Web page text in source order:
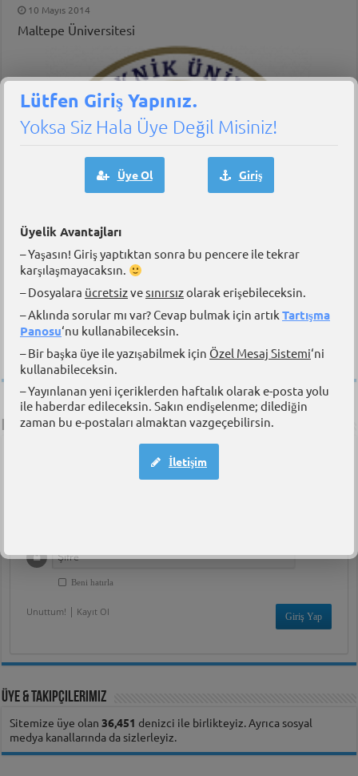
10 Mayıs 2014
Maltepe Üniversitesi
10 Mayıs 2014
Yıldız Teknik Üniversitesi
Kullanıcı Paneli
Beni hatırla
Unuttum! | Kayıt Ol
Üye & Takipçilerimiz
Sitemize üye olan36,451 denizci ile birlikteyiz. Ayrıca sosyal
medya kanallarında da sizlerleyiz.
Lütfen Giriş Yapınız.
Yoksa Siz Hala Üye Değil Misiniz!
Üye Ol Giriş
Üyelik Avantajları
– Yaşasın! Giriş yaptıktan sonra bu pencere ile tekrar
karşılaşmayacaksın.
– Dosyalara ücretsizvesınırsızolarak erişebileceksin.
– Aklında sorular mı var? Cevap bulmak için artık Tartışma
Panosu‘nu kullanabileceksin.
– Bir başka üye ile yazışabilmek için Özel Mesaj Sistemi‘ni
kullanabileceksin.
– Yayınlanan yeni içeriklerden haftalık olarak e-posta yolu
ile haberdar edileceksin. Sakın endişelenme; dilediğin
zaman bu e-postaları almaktan vazgeçebilirsin.
İletişim